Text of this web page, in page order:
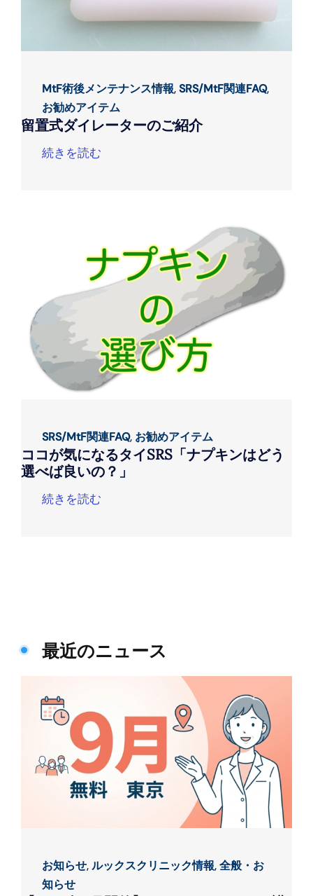
MtF術後メンテナンス情報,SRS/MtF関連FAQ,
お勧めアイテム
留置式ダイレーターのご紹介
続きを読む
SRS/MtF関連FAQ, お勧めアイテム
ココが気になるタイSRS「ナプキンはどう
選べば良いの？」
続きを読む
最近のニュース
お知らせ,ルックスクリニック情報,全般・お
知らせ